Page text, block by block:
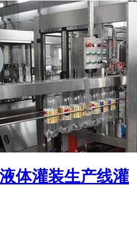
体灌装生产线灌